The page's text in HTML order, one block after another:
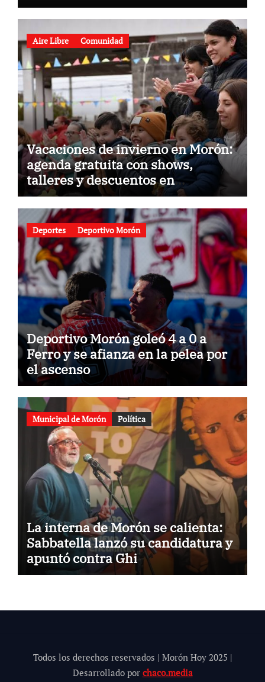
Aire Libre Comunidad
Vacaciones de invierno en Morón:
agenda gratuita con shows,
talleres y descuentos en
gastronomía
Deportes Deportivo Morón
Deportivo Morón goleó 4 a 0 a
Ferro y se afianza en la pelea por
el ascenso
Municipal de Morón Política
La interna de Morón se calienta:
Sabbatella lanzó su candidatura y
apuntó contra Ghi
Todos los derechos reservados | Morón Hoy 2025 |
Desarrollado por chaco.media